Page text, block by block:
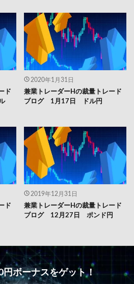
ド
2020年1月31日
兼業トレーダーHの裁量トレード
ブログ 1月17日 ドル円
ド
2019年12月31日
兼業トレーダーHの裁量トレード
ブログ 12月27日 ポンド円
ボーナスをゲット！